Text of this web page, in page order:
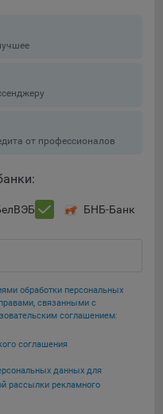
Адрес: г. Москва, ул.
Amphitheatre Pkwy,
которая позволяет
предоставляемых
которые
Ленинградский
данные вашего
от профессионалов
БНБ-Банк
обработки персональных
правами, связанными с
соглашением:
соглашения
данных для
рассылки рекламного